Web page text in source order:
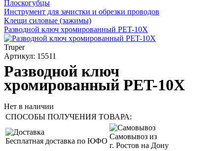
Плоскогубцы
Инструмент для зачистки и обрезки проводов
Клещи силовые (зажимы)
Разводной ключ хромированный PET-10X
Truper
Артикул: 15511
Разводной ключ
хромированный PET-10X
Нет в наличии
СПОСОБЫ ПОЛУЧЕНИЯ ТОВАРА:
Бесплатная доставка по ЮФО
Самовывоз из
г. Ростов на Дону